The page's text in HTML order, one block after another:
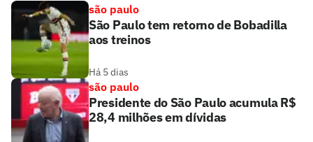
são paulo
São Paulo tem retorno de Bobadilla
aos treinos
Há 5 dias
são paulo
Presidente do São Paulo acumula R$
28,4 milhões em dívidas